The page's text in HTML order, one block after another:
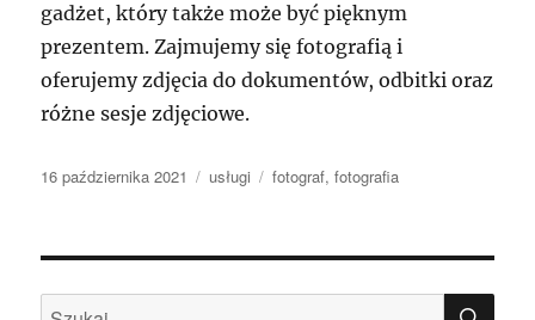
gadżet, który także może być pięknym
prezentem. Zajmujemy się fotografią i
oferujemy zdjęcia do dokumentów, odbitki oraz
różne sesje zdjęciowe.
Data
16 października 2021 Kategorie
usługi Tagi
fotograf,fotografia
Szukaj: